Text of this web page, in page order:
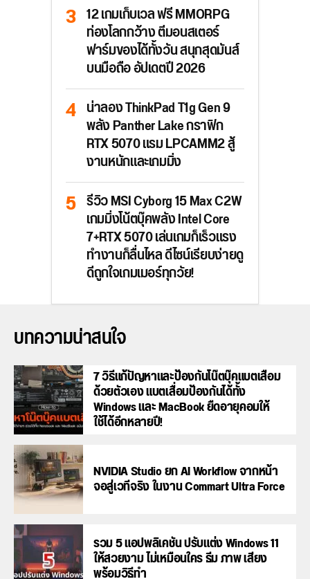
12 เกมเก็บเวล ฟรี MMORPG
ท่องโลกกว้าง ตีมอนสเตอร์
ฟาร์มของได้ทั้งวัน สนุกสุดมันส์
บนมือถือ อัปเดตปี 2026
น่าลอง ThinkPad T1g Gen 9
พลัง Panther Lake กราฟิก
RTX 5070 แรม LPCAMM2 สู้
งานหนักและเกมมิ่ง
รีวิว MSI Cyborg 15 Max C2W
เกมมิ่งโน้ตบุ๊คพลัง Intel Core
7+RTX 5070 เล่นเกมก็เร็วแรง
ทำงานก็ลื่นไหล ดีไซน์เรียบง่ายดู
ดีถูกใจเกมเมอร์ทุกวัย!
บทความน่าสนใจ
7 วิธีแก้ปัญหาและป้องกันโน๊ตบุ๊คแบตเสื่อม
ด้วยตัวเอง แบตเสื่อมป้องกันได้ทั้ง
Windows และ MacBook ยืดอายุคอมให้
ใช้ได้อีกหลายปี!
NVIDIA Studio ยก AI Workflow จากหน้า
จอสู่เวทีจริง ในงาน Commart Ultra Force
รวม 5 แอปพลิเคชัน ปรับแต่ง Windows 11
ให้สวยงาม ไม่เหมือนใคร ธีม ภาพ เสียง
พร้อมวิธีทำ